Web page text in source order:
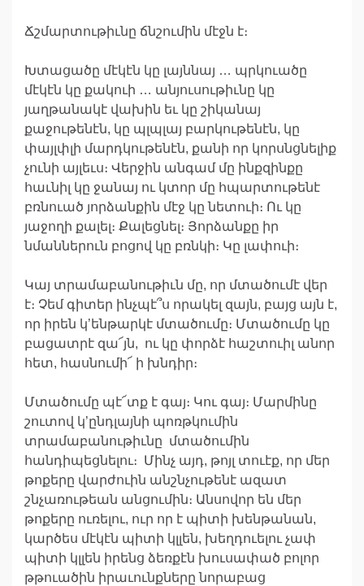
Ճշմարտութիւնը ճնշումին մէջն է։
Խտացածը մէկէն կը լայննայ … պրկուածը
մէկէն կը քակուի … անյուսութիւնը կը
յաղթանակէ վախին եւ կը շիկանայ
քաջութենէն, կը պլպլայ բարկութենէն, կը
փայլփլի մարդկութենէն, քանի որ կորսնցնելիք
չունի այլեւս։ Վերջին անգամ մը ինքզինքը
հաւնիլ կը ջանայ ու կտոր մը հպարտութենէ
բռնուած յորձանքին մէջ կը նետուի։ Ու կը
յաջողի քալել։ Քալեցնել։ Յորձանքը իր
նմաններուն բոցով կը բռնկի։ Կը լափուի։
Կայ տրամաբանութիւն մը, որ մտածումէ վեր
է։ Չեմ գիտեր ինչպէ՞ս որակել զայն, բայց այն է,
որ իրեն կ’ենթարկէ մտածումը։ Մտածումը կը
բացատրէ զա՜յն, ու կը փորձէ հաշտուիլ անոր
հետ, հասնումի՜ ի խնդիր։
Մտածումը պէ՜տք է գայ։ Կու գայ։ Մարմինը
շուտով կ’ընդլայնի պոռթկումին
տրամաբանութիւնը մտածումին
հանդիպեցնելու։ Մինչ այդ, թոյլ տուէք, որ մեր
թոքերը վարժուին անշնչութենէ ազատ
շնչառութեան անցումին։ Անսովոր են մեր
թոքերը ուռելու, ուր որ է պիտի խենթանան,
կարծես մէկէն պիտի կլլեն, խեղդուելու չափ
պիտի կլլեն իրենց ձեռքէն խուսափած բոլոր
թթուածին իրաւունքները նորաբաց